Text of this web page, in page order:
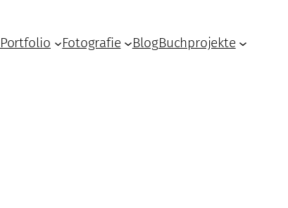
Portfolio Fotografie BlogBuchprojekte